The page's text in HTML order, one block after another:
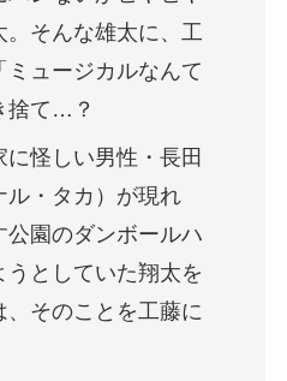
。そんな雄太に、工
ュージカルなんて
捨て…？
怪しい男性・長田
ル・タカ）が現れ
公園のダンボールハ
うとしていた翔太を
、そのことを工藤に